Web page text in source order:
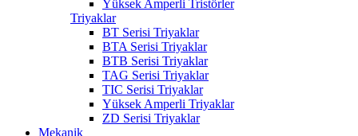
Yüksek Amperli Tristörler
Triyaklar
BT Serisi Triyaklar
BTA Serisi Triyaklar
BTB Serisi Triyaklar
TAG Serisi Triyaklar
TIC Serisi Triyaklar
Yüksek Amperli Triyaklar
ZD Serisi Triyaklar
Mekanik